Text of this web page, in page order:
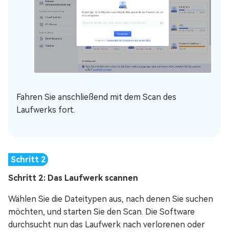
Fahren Sie anschließend mit dem Scan des
Laufwerks fort.
Schritt 2: Das Laufwerk scannen
Wählen Sie die Dateitypen aus, nach denen Sie suchen
möchten, und starten Sie den Scan. Die Software
durchsucht nun das Laufwerk nach verlorenen oder